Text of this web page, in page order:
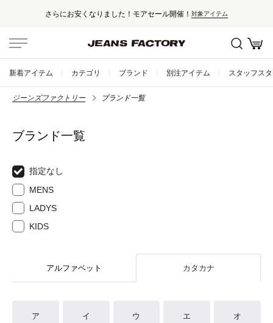
さらにお安くなりました！モアセール開催！ 対象アイテム
新着アイテム カテゴリ ブランド 別注アイテム スタッフス
ジーンズファクトリー ブランド一覧
ブランド一覧
指定なし
MENS
LADYS
KIDS
アルファベット カタカナ
ア イ ウ エ オ